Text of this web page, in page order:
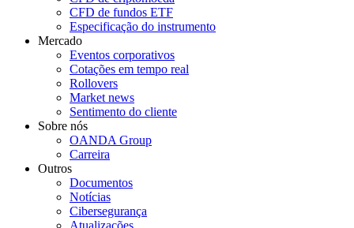
CFD de fundos ETF
Especificação do instrumento
Mercado
Eventos corporativos
Cotações em tempo real
Rollovers
Market news
Sentimento do cliente
Sobre nós
OANDA Group
Carreira
Outros
Documentos
Notícias
Cibersegurança
Atualizações